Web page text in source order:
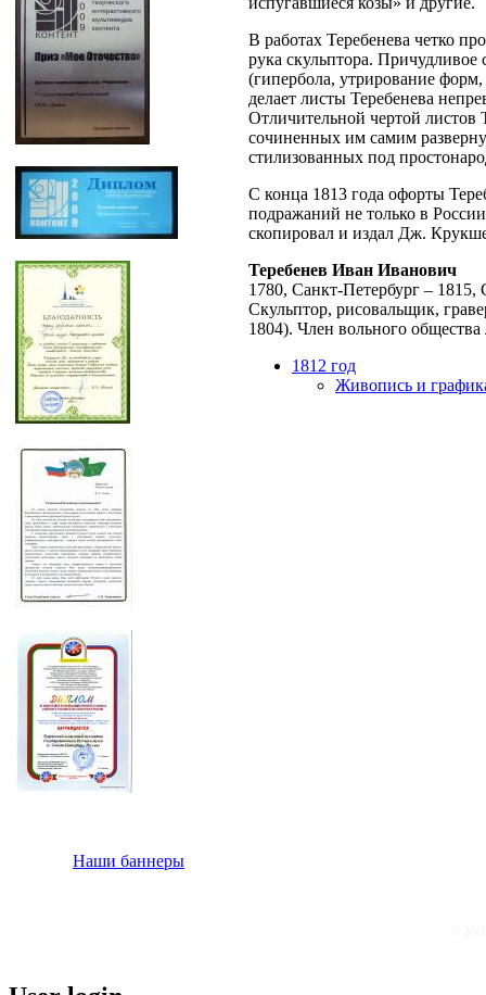
Наши баннеры
В работах Теребенева четко
рука скульптора.
(гипербола, утрирование
делает листы Теребенева
Отличительной чертой листов
сочиненных им самим
стилизованных под
С конца 1813 года офорты
подражаний не только в
скопировал и издал Дж.
Теребенев Иван Иванович
1780, Санкт-Петербург – 1815,
Скульптор, рисовальщик,
1804). Член вольного
1812 год
Живопись и